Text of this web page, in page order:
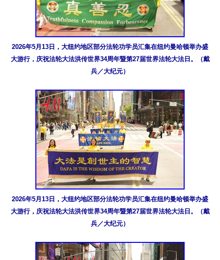
2026年5月13日，大纽约地区部分法轮功学员汇集在纽约曼哈顿举办盛
大游行，庆祝法轮大法洪传世界34周年暨第27届世界法轮大法日。（戴
兵／大纪元）
2026年5月13日，大纽约地区部分法轮功学员汇集在纽约曼哈顿举办盛
大游行，庆祝法轮大法洪传世界34周年暨第27届世界法轮大法日。（戴
兵／大纪元）